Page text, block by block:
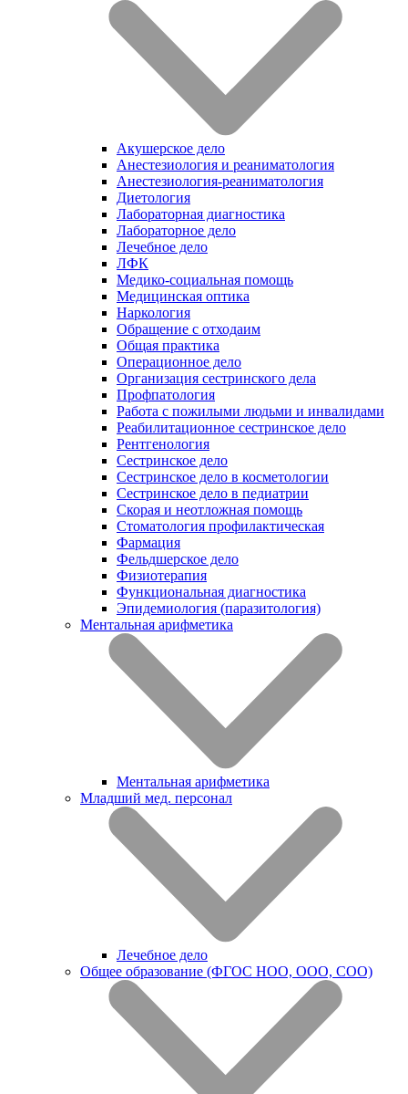
Акушерское дело
Анестезиология и реаниматология
Анестезиология-реаниматология
Диетология
Лабораторная диагностика
Лабораторное дело
Лечебное дело
ЛФК
Медико-социальная помощь
Медицинская оптика
Наркология
Обращение с отходаим
Общая практика
Операционное дело
Организация сестринского дела
Профпатология
Работа с пожилыми людьми и инвалидами
Реабилитационное сестринское дело
Рентгенология
Сестринское дело
Сестринское дело в косметологии
Сестринское дело в педиатрии
Скорая и неотложная помощь
Стоматология профилактическая
Фармация
Фельдшерское дело
Физиотерапия
Функциональная диагностика
Эпидемиология (паразитология)
Ментальная арифметика
Ментальная арифметика
Младший мед. персонал
Лечебное дело
Общее образование (ФГОС НОО, ООО, СОО)